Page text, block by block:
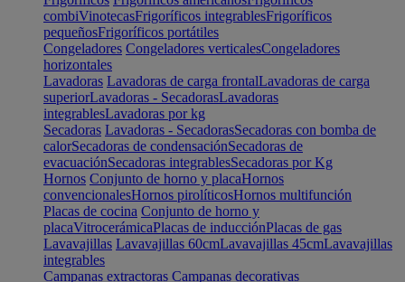
combiVinotecasFrigoríficos integrablesFrigoríficos
pequeñosFrigoríficos portátiles
Congeladores Congeladores verticalesCongeladores
horizontales
Lavadoras Lavadoras de carga frontalLavadoras de carga
superiorLavadoras - SecadorasLavadoras
integrablesLavadoras por kg
Secadoras Lavadoras - SecadorasSecadoras con bomba de
calorSecadoras de condensaciónSecadoras de
evacuaciónSecadoras integrablesSecadoras por Kg
Hornos Conjunto de horno y placaHornos
convencionalesHornos pirolíticosHornos multifunción
Placas de cocina Conjunto de horno y
placaVitrocerámicaPlacas de inducciónPlacas de gas
Lavavajillas Lavavajillas 60cmLavavajillas 45cmLavavajillas
integrables
Campanas extractoras Campanas decorativas